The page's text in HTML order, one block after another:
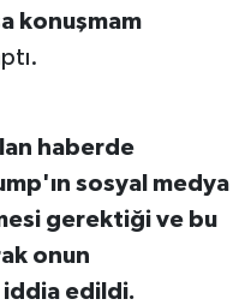
konuşmam
haberde
sosyal medya
gerektiği ve bu
onun
iddia edildi.